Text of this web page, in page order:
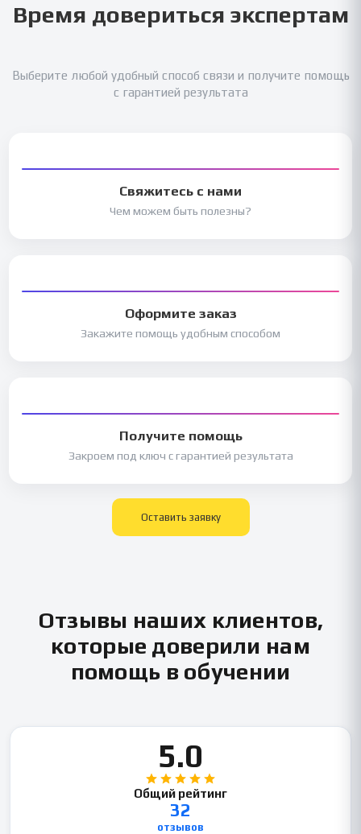
Время довериться экспертам
Выберите любой удобный способ связи и получите помощь
с гарантией результата
Свяжитесь с нами
Чем можем быть полезны?
Оформите заказ
Закажите помощь удобным способом
Получите помощь
Закроем под ключ с гарантией результата
Оставить заявку
Отзывы наших клиентов,
которые доверили нам
помощь в обучении
5.0
Общий рейтинг
32
отзывов